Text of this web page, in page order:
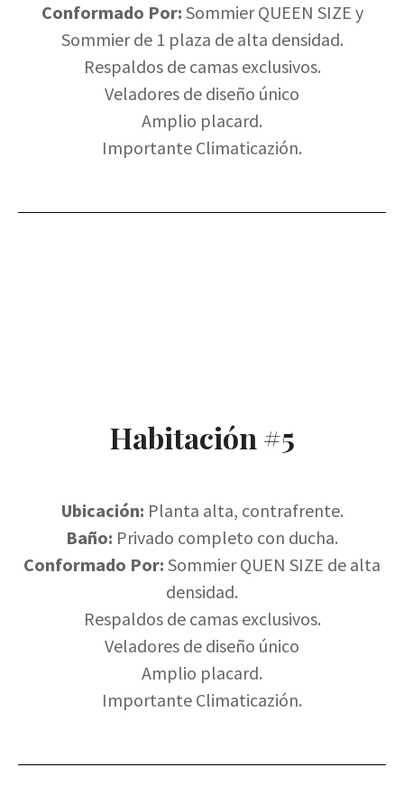
Conformado Por: Sommier QUEEN SIZE y
Sommier de 1 plaza de alta densidad.
Respaldos de camas exclusivos.
Veladores de diseño único
Amplio placard.
Importante Climaticazión.
Habitación #5
Ubicación: Planta alta, contrafrente.
Baño: Privado completo con ducha.
Conformado Por: Sommier QUEN SIZE de alta
densidad.
Respaldos de camas exclusivos.
Veladores de diseño único
Amplio placard.
Importante Climaticazión.